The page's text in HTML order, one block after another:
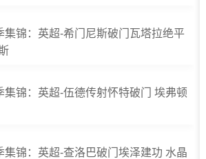
集锦：英超-希门尼斯破门瓦塔拉绝平
集锦：英超-伍德传射怀特破门 埃弗顿
集锦：英超-查洛巴破门埃泽建功 水晶